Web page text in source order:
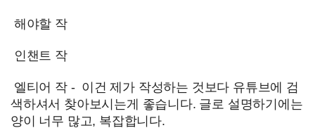
해야할 작
인챈트 작
엘티어 작 - 이건 제가 작성하는 것보다 유튜브에 검
색하셔서 찾아보시는게 좋습니다. 글로 설명하기에는
양이 너무 많고, 복잡합니다.